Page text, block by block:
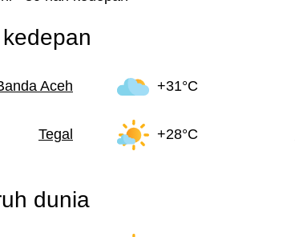
Aceh +31°C
Tegal +28°C
dunia